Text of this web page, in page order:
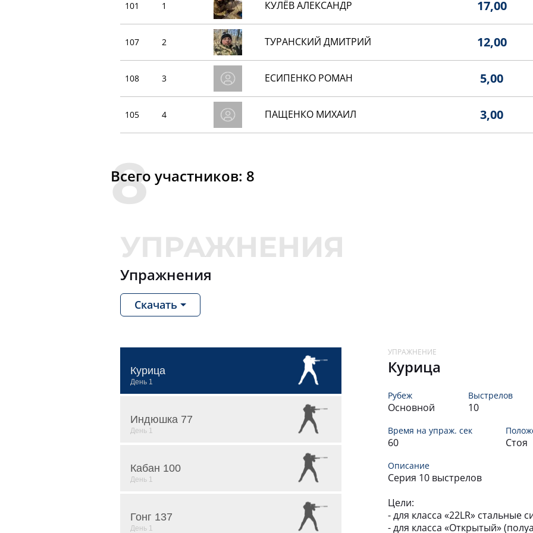
101 1 КУЛЁВ АЛЕКСАНДР 17,00
107 2 ТУРАНСКИЙ ДМИТРИЙ 12,00
108 3 ЕСИПЕНКО РОМАН 5,00
105 4 ПАЩЕНКО МИХАИЛ 3,00
Всего участников: 8
Упражнения
Скачать
Курица
Индюшка 77
Кабан 100
Гонг 137
Курица
Рубеж
Основной
Выстрелов
10
Время на упраж. сек
60 Стоя
Описание
Серия 10 выстрелов
Цели:
- для класса «22LR» стальные
- для класса «Открытый»